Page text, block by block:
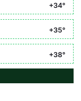
+34°
+35°
+38°